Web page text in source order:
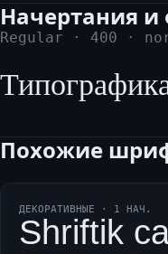
Начертания
Regular · 400 ·
Похожие
ДЕКОРАТИВНЫЕ · 1 НАЧ.
Shriftik